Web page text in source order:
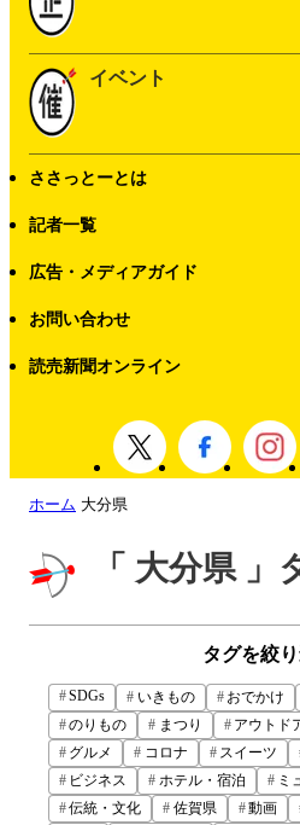
イベント
ささっとーとは
記者一覧
広告・メディアガイド
お問い合わせ
読売新聞オンライン
ホーム 大分県
「 大分県
タグを絞
SDGs いきもの おでかけ
のりもの
まつり アウトド
グルメ
コロナ スイーツ
ビジネス
ホテル・宿泊 ミ
伝統・文化
佐賀県 動画